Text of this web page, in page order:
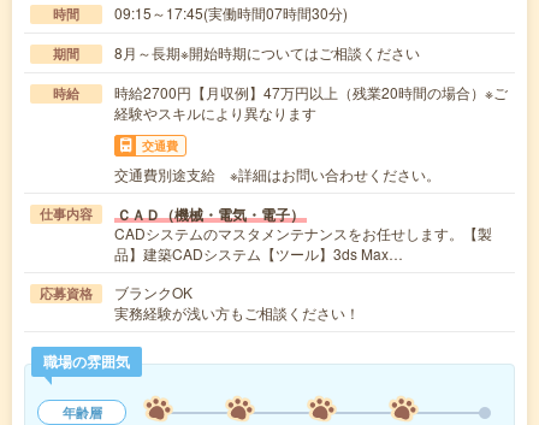
時間 09:15～17:45(実働時間07時間30分)
期間 8月～長期※開始時期についてはご相談ください
時給
時給2700円【月収例】47万円以上（残業20時間の場合）※ご
経験やスキルにより異なります
交通費
交通費別途支給 ※詳細はお問い合わせください。
仕事内容 ＣＡＤ（機械・電気・電子）
CADシステムのマスタメンテナンスをお任せします。【製
品】建築CADシステム【ツール】3ds Max…
応募資格
ブランクOK
実務経験が浅い方もご相談ください！
職場の雰囲気
年齢層